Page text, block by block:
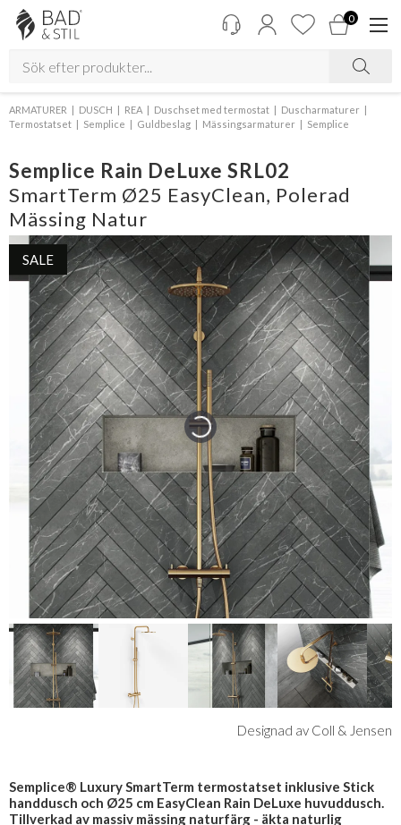
0
ARMATURER DUSCH REA Duschset med termostat
Duscharmaturer
Termostatset
Semplice Guldbeslag Mässingsarmaturer Semplice
Semplice Rain DeLuxe SRL02
SmartTerm Ø25 EasyClean, Polerad
Mässing Natur
SALE
Designad av Coll & Jensen
Semplice® Luxury SmartTerm termostatset inklusive Stick
handdusch och Ø25 cm EasyClean Rain DeLuxe huvuddusch.
Tillverkad av massiv mässing naturfärg - äkta naturlig